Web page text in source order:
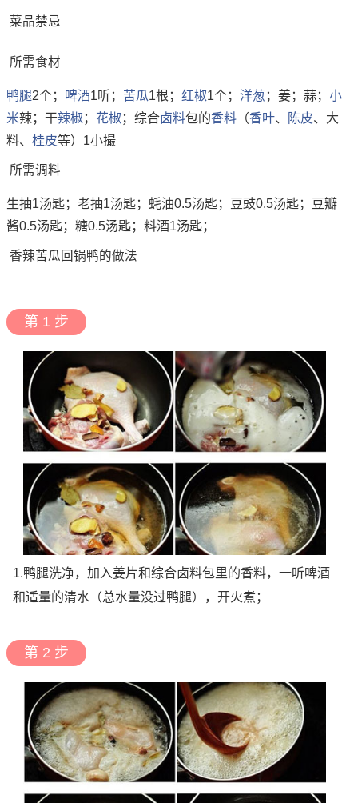
菜品禁忌
所需食材
鸭腿2个； 啤酒1听； 苦瓜1根； 红椒1个； 洋葱 ；姜；蒜； 小
米辣；干辣椒 ； 花椒 ；综合卤料包的香料 （香叶、 陈皮、大
料、 桂皮等）1小撮
所需调料
生抽1汤匙；老抽1汤匙；蚝油0.5汤匙；豆豉0.5汤匙；豆瓣
酱0.5汤匙；糖0.5汤匙；料酒1汤匙；
香辣苦瓜回锅鸭的做法
第 1 步
1.鸭腿洗净，加入姜片和综合卤料包里的香料，一听啤酒
和适量的清水（总水量没过鸭腿），开火煮；
第 2 步